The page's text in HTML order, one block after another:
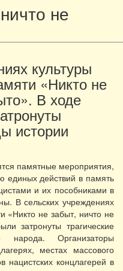
не
культуры
«Никто не
В ходе
истории
памятные мероприятия,
единых действий в память
и их пособниками в
В сельских учреждениях
«Никто не забыт, ничто не
затронуты трагические
народа. Организаторы
местах массового
нацистских концлагерей в